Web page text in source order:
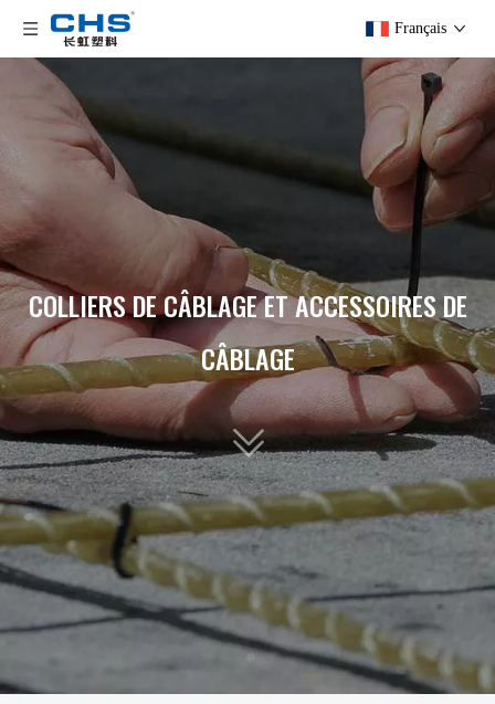
Français
COLLIERS DE CÂBLAGE ET ACCESSOIRES DE
CÂBLAGE